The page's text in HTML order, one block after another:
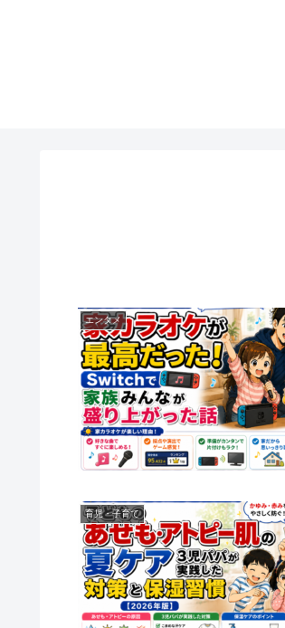
エンタメ
育児・子育て